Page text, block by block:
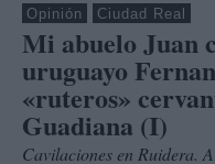
Opinión Ciudad Real
Mi abuelo Juan
uruguayo
«ruteros»
Guadiana (I)
Cavilaciones en Ruidera.